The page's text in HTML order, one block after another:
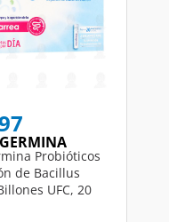
from
Probióticos
de Bacillus
UFC, 20